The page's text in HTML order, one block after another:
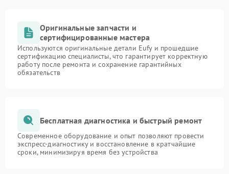
Оригинальные запчасти и
сертифицированные мастера
Используются оригинальные детали Eufy и прошедшие
сертификацию специалисты, что гарантирует корректную
работу после ремонта и сохранение гарантийных
обязательств
Бесплатная диагностика и быстрый ремонт
Современное оборудование и опыт позволяют провести
экспресс-диагностику и восстановление в кратчайшие
сроки, минимизируя время без устройства